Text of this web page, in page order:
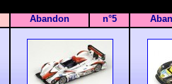
Abandon n°5